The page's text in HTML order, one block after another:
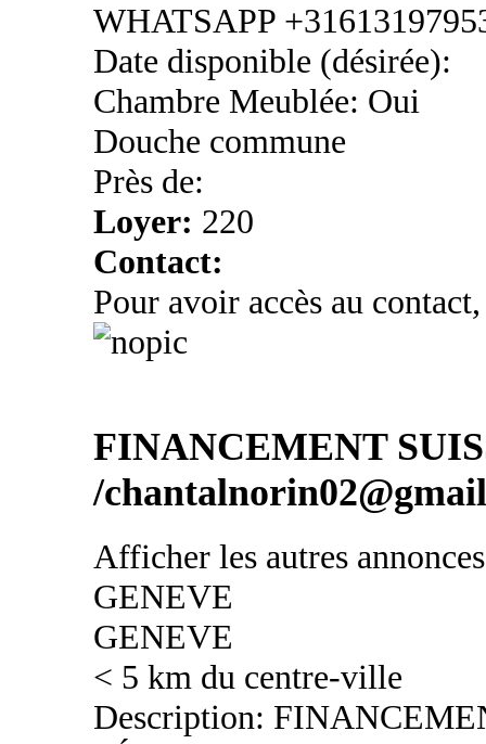
WHATSAPP
Date disponible (désirée):
Chambre Meublée: Oui
Douche commune
Près de:
Loyer: 220
Contact:
Pour avoir accès au
FINANCEMENT
/
Afficher les autres
GENEVE
GENEVE
< 5 km du centre-ville
Description: